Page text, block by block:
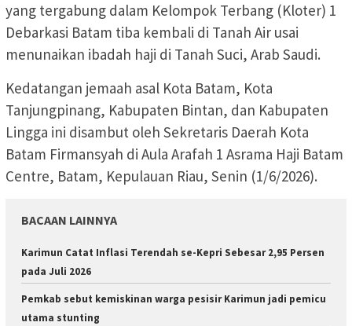
yang tergabung dalam Kelompok Terbang (Kloter) 1
Debarkasi Batam tiba kembali di Tanah Air usai
menunaikan ibadah haji di Tanah Suci, Arab Saudi.
Kedatangan jemaah asal Kota Batam, Kota
Tanjungpinang, Kabupaten Bintan, dan Kabupaten
Lingga ini disambut oleh Sekretaris Daerah Kota
Batam Firmansyah di Aula Arafah 1 Asrama Haji Batam
Centre, Batam, Kepulauan Riau, Senin (1/6/2026).
BACAAN LAINNYA
Karimun Catat Inflasi Terendah se-Kepri Sebesar 2,95 Persen
pada Juli 2026
Pemkab sebut kemiskinan warga pesisir Karimun jadi pemicu
utama stunting